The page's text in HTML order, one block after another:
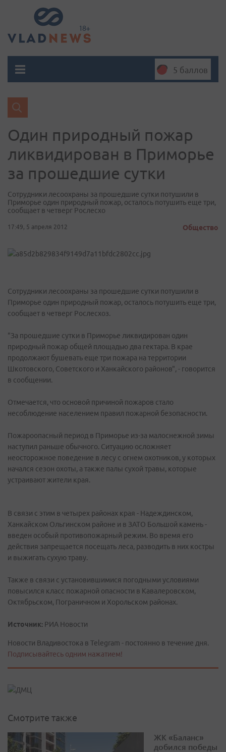
5 баллов
Один природный пожар
ликвидирован в Приморье
за прошедшие сутки
Сотрудники лесоохраны за прошедшие сутки потушили в
Приморье один природный пожар, осталось потушить еще три,
сообщает в четверг Рослесхо
17:49, 5 апреля 2012 Общество
Сотрудники лесоохраны за прошедшие сутки потушили в
Приморье один природный пожар, осталось потушить еще три,
сообщает в четверг Рослесхоз.
"За прошедшие сутки в Приморье ликвидирован один
природный пожар общей площадью два гектара. В крае
продолжают бушевать еще три пожара на территории
Шкотовского, Советского и Ханкайского районов", - говорится
в сообщении.
Отмечается, что основой причиной пожаров стало
несоблюдение населением правил пожарной безопасности.
Пожароопасный период в Приморье из-за малоснежной зимы
наступил раньше обычного. Ситуацию осложняет
неосторожное поведение в лесу с огнем охотников, у которых
начался сезон охоты, а также палы сухой травы, которые
устраивают жители края.
В связи с этим в четырех районах края - Надеждинском,
Ханкайском Ольгинском районе и в ЗАТО Большой камень -
введен особый противопожарный режим. Во время его
действия запрещается посещать леса, разводить в них костры
и выжигать сухую траву.
Также в связи с установившимися погодными условиями
повысился класс пожарной опасности в Кавалеровском,
Октябрьском, Пограничном и Хорольском районах.
Источник: РИА Новости
Новости Владивостока в Telegram - постоянно в течение дня.
Подписывайтесь одним нажатием!
Смотрите также
ЖК «Баланс»
добился победы